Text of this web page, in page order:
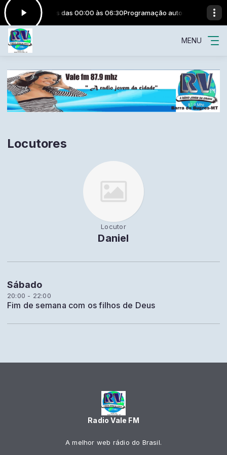
Variadas das 00:00 às 06:30Programação automática -
MENU
Locutores
Locutor
Daniel
Sábado
20:00 - 22:00
Fim de semana com os filhos de Deus
Radio Vale FM
A melhor web rádio do Brasil.